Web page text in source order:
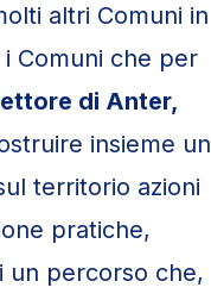
altri Comuni in
Comuni che per
di Anter,
insieme un
territorio azioni
pratiche,
un percorso che,